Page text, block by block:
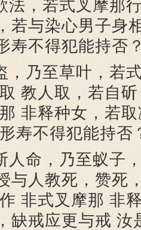
，若式叉摩那行
若与染心男子身
寿不得犯能持否
乃至草叶，若式
教人取，若自
非释种女，若
寿不得犯能持否
命，乃至蚁子，
与人教死，赞死
非式叉摩那 非
缺戒应更与戒 汝